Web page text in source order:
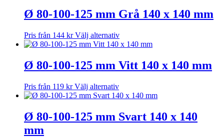
kan
väljas
produktsidan
har
flera
De
olika
kan
väljas
produktsidan
Ø 80-100-125 mm Grå 140 x 140 mm
Pris från 144 kr Välj alternativDen
här
har
flera
olika
kan
väljas
Ø 80-100-125 mm Vitt 140 x 140 mm
Pris från 119 kr Välj alternativDen
här
har
flera
Ø 80-100-125 mm Svart 140 x 140
mm